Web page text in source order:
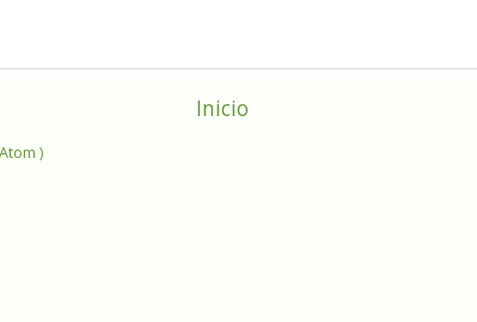
Inicio
)